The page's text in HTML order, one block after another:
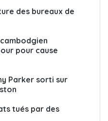
des bureaux de
pour cause
Parker sorti sur
tués par des